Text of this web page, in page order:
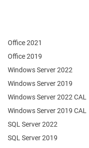
Office 2021
Office 2019
Windows Server 2022
Windows Server 2019
SQL Server 2022
SQL Server 2019
Windows Server 2022 CAL
Windows Server 2019 CAL